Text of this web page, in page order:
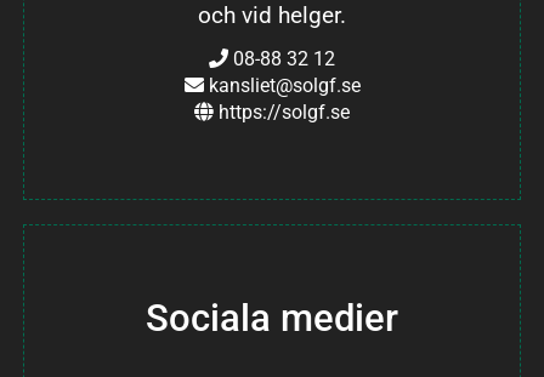
och vid helger.
08-88 32 12
kansliet@solgf.se
https://solgf.se
Sociala medier